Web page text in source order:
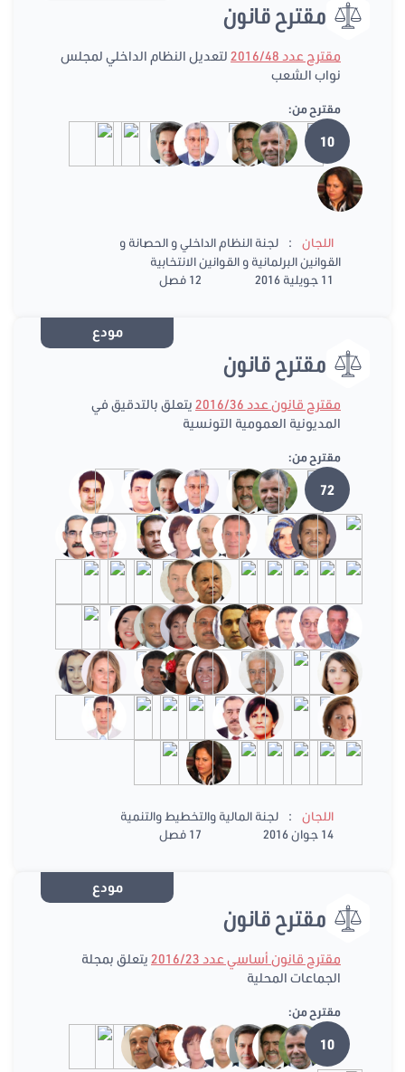
مقترح قانون
مقترح عدد 2016/48
لتعديل النظام الداخلي لمجلس
نواب الشعب
مقترح من:
10
اللجان :
لجنة النظام الداخلي و الحصانة و
القوانين البرلمانية و القوانين الانتخابية
11 جويلية 2016
12 فصل
مودع
مقترح قانون
مقترح قانون عدد 2016/36
يتعلق بالتدقيق في
المديونية العمومية التونسية
مقترح من:
72
اللجان :
لجنة المالية والتخطيط والتنمية
14 جوان 2016
17 فصل
مودع
مقترح قانون
مقترح قانون أساسي عدد 2016/23
يتعلق بمجلة
الجماعات المحلية
مقترح من:
10